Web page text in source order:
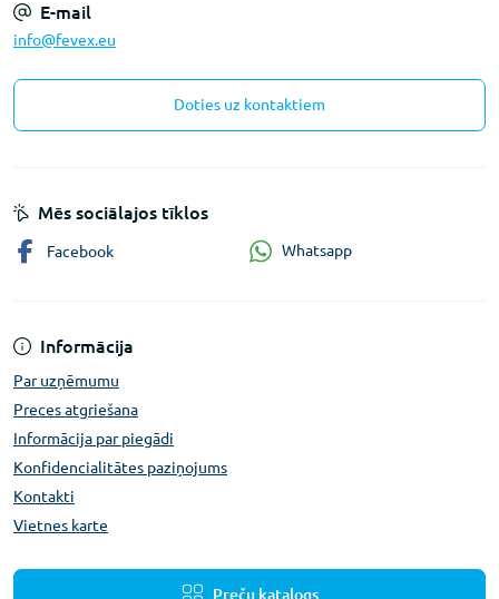
E-mail
info@fevex.eu
Doties uz kontaktiem
Informācija
Par uzņēmumu
Preces atgriešana
Informācija par piegādi
Konfidencialitātes paziņojums
Kontakti
Vietnes karte
Preču katalogs
Mēs sociālajos tīklos
Facebook Whatsapp